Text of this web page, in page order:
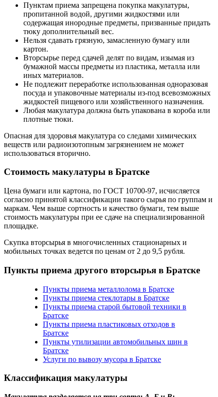
Пунктам приема запрещена покупка макулатуры,
пропитанной водой, другими жидкостями или
содержащая инородные предметы, призванные придать
тюку дополнительный вес.
Нельзя сдавать грязную, замасленную бумагу или
картон.
Вторсырье перед сдачей делят по видам, изымая из
бумажной массы предметы из пластика, металла или
иных материалов.
Не подлежит переработке использованная одноразовая
посуда и упаковочные материалы из-под всевозможных
жидкостей пищевого или хозяйственного назначения.
Любая макулатура должна быть упакована в короба или
плотные тюки.
Опасная для здоровья макулатура со следами химических
веществ или радиоизотопным загрязнением не может
использоваться вторично.
Стоимость макулатуры в Братске
Цена бумаги или картона, по ГОСТ 10700-97, исчисляется
согласно принятой классификации такого сырья по группам и
маркам. Чем выше сортность и качество бумаги, тем выше
стоимость макулатуры при ее сдаче на специализированной
площадке.
Скупка вторсырья в многочисленных стационарных и
мобильных точках ведется по ценам от 2 до 9,5 рубля.
Пункты приема другого вторсырья в Братске
Пункты приема металлолома в Братске
Пункты приема стеклотары в Братске
Пункты приема старой бытовой техники в
Братске
Пункты приема пластиковых отходов в
Братске
Пункты утилизации автомобильных шин в
Братске
Услуги по вывозу мусора в Братске
Классификация макулатуры